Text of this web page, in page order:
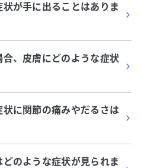
が手に出ることはありま
、皮膚にどのような症状
に関節の痛みやだるさは
のような症状が見られま